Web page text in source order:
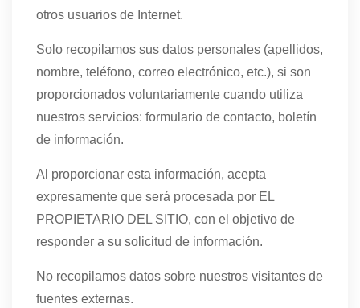
otros usuarios de Internet.
Solo recopilamos sus datos personales (apellidos,
nombre, teléfono, correo electrónico, etc.), si son
proporcionados voluntariamente cuando utiliza
nuestros servicios: formulario de contacto, boletín
de información.
Al proporcionar esta información, acepta
expresamente que será procesada por EL
PROPIETARIO DEL SITIO, con el objetivo de
responder a su solicitud de información.
No recopilamos datos sobre nuestros visitantes de
fuentes externas.